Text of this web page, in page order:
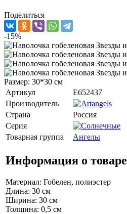
Поделиться
-15%
Размер: 30*30 см
Артикул
E652437
Производитель
Страна
Россия
Серия
Товарная группа
Ангелы
Информация о товаре
Материал: Гобелен, полиэстер
Длина: 30 см
Ширина: 30 см
Толщина: 0,5 см